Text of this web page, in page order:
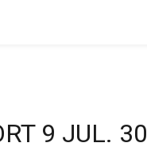
9 JUL. 30